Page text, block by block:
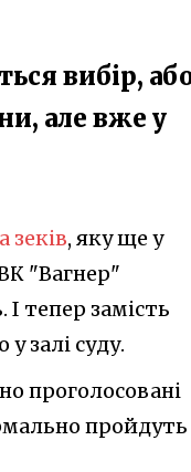
вибір,
але вже у
зеків, яку ще у
"Вагнер"
тепер замість
залі суду.
проголосовані
пройдуть